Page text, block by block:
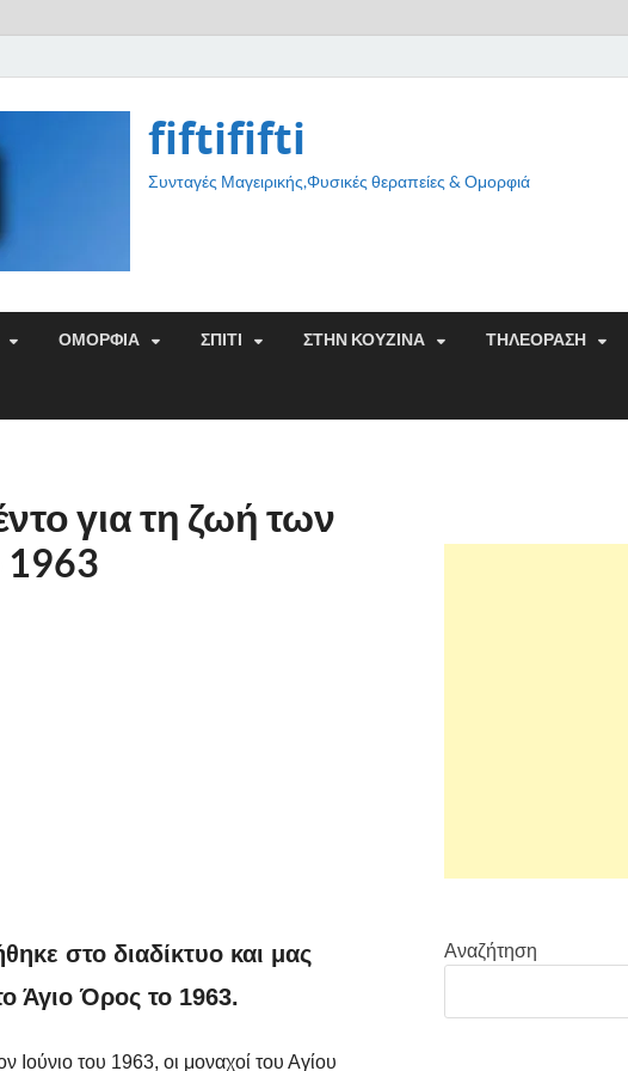
fiftififti
Συνταγές Μαγειρικής,Φυσικές θεραπείες & Ομορφιά
ΟΜΟΡΦΙΑ ΣΠΙΤΙ ΣΤΗΝ ΚΟΥΖΙΝΑ ΤΗΛΕΟΡΑΣΗ
για τη ζωή των
1963
στο διαδίκτυο και μας
Άγιο Όρος το 1963.
του 1963, οι μοναχοί του Αγίου
Αναζήτηση